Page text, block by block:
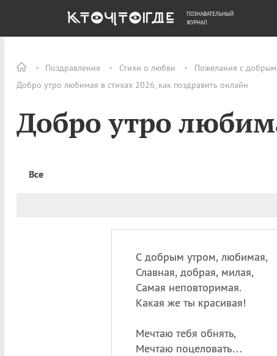
Поздравления Стихи о любви Пожелания с
Добро утро любимая в стихах 2026, как поздравить онлайн
Добро утро
Все
С добрым утром, любимая,
Славная, добрая, милая,
Самая неповторимая.
Какая же ты красивая!
Мечтаю тебя обнять,
Мечтаю поцеловать…
ОБЩЕСТВО ДЕНЬГИ
ПОЗНАВАТЕЛЬНЫЙ
ЖУРНАЛ